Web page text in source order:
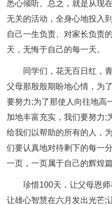
悉心倾听。总之，就是从现
无关的活动，全身心地投入
自己一生负责、对家长负责
天，无悔于自己的每一天。
同学们，花无百日红，
父母那殷殷期盼地心情，为
要努力;为了那使人向往地高
加地丰富充实，我们要努力;
给我们以帮助的所有的人，
们要认真地对待剩下的每一
一页，一页属于自己的辉煌篇
珍惜100天，让父母恩
让雄心智慧在六月发出光芒;